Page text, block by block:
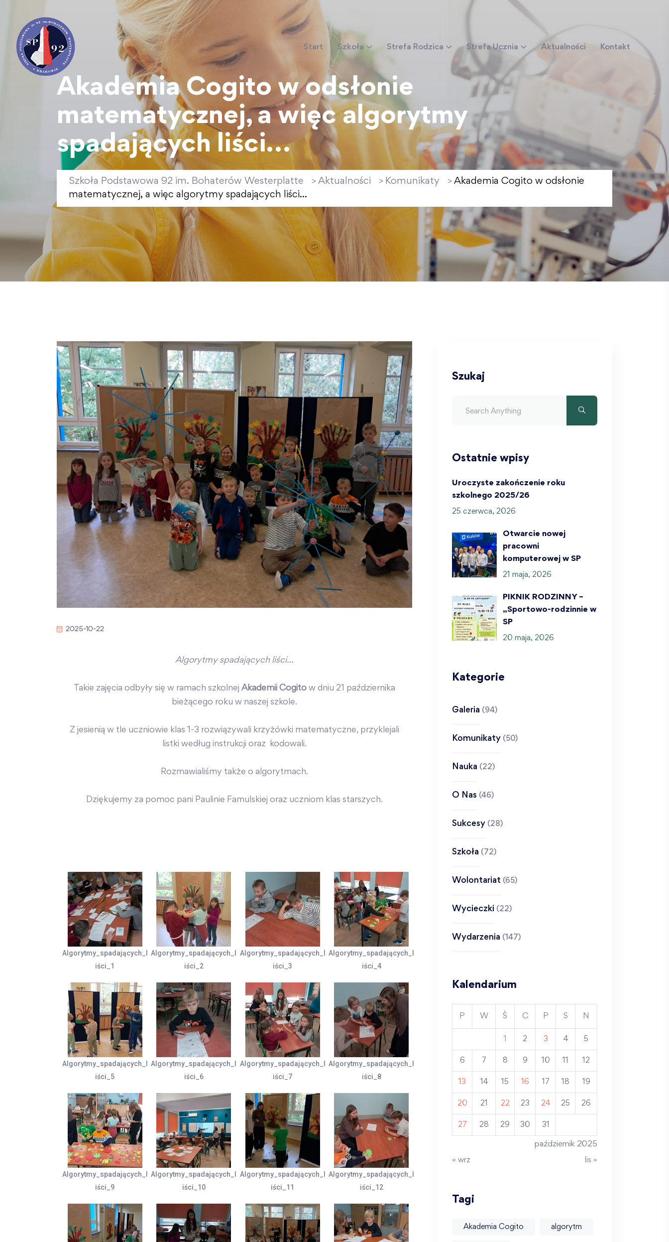
Start Szkoła Strefa Rodzica Strefa Ucznia Aktualności Kontakt
Akademia Cogito w odsłonie
matematycznej, a więc algorytmy
spadających liści…
Szkoła Podstawowa 92 im. Bohaterów Westerplatte > Aktualności > Komunikaty > Akademia Cogito w odsłonie
matematycznej, a więc algorytmy spadających liści…
2025-10-22
Algorytmy spadających liści…
Takie zajęcia odbyły się w ramach szkolnej Akademii Cogito w dniu 21 października
bieżącego roku w naszej szkole.
Z jesienią w tle uczniowie klas 1-3 rozwiązywali krzyżówki matematyczne, przyklejali
listki według instrukcji oraz kodowali.
Rozmawialiśmy także o algorytmach.
Dziękujemy za pomoc pani Paulinie Famulskiej oraz uczniom klas starszych.
Algorytmy_spadających_l
iści_1
Algorytmy_spadających_l
iści_2
Algorytmy_spadających_l
iści_3
Algorytmy_spadających_l
iści_4
Algorytmy_spadających_l
iści_5
Algorytmy_spadających_l
iści_6
Algorytmy_spadających_l
iści_7
Algorytmy_spadających_l
iści_8
Algorytmy_spadających_l
iści_9
Algorytmy_spadających_l
iści_10
Algorytmy_spadających_l
iści_11
Algorytmy_spadających_l
iści_12
Szukaj
Ostatnie wpisy
Uroczyste zakończenie roku
szkolnego 2025/26
25 czerwca, 2026
Otwarcie nowej
pracowni
komputerowej w SP
21 maja, 2026
PIKNIK RODZINNY –
„Sportowo-rodzinnie w
SP
20 maja, 2026
Kategorie
Galeria (94)
Komunikaty (50)
Nauka (22)
O Nas (46)
Sukcesy (28)
Szkoła (72)
Wolontariat (65)
Wycieczki (22)
Wydarzenia (147)
Kalendarium
październik 2025
P W Ś C P S N
2 3 4 5
6 7 8 9 10 12
13 14 15 16 17 18 19
20 21 22 23 24 25 26
27 28 29 30 31
« wrz lis »
Tagi
Akademia Cogito algorytm